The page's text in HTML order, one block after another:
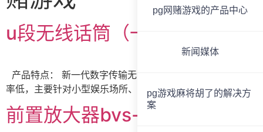
pg网赌游戏的产品中心
新闻媒体
pg游戏麻将胡了的解决方
案
u段无线话筒（一拖二手持）
产品特点： 新一代数字传输无线麦克风，集成度高，故障
率低，主要针对小型娱乐场所、培训、主持，真u […]
前置放大器bvs-8611